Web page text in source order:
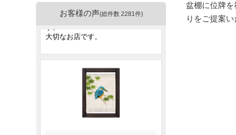
盆棚に位牌
りをご提案い
お客様の声(総件数 2281件)